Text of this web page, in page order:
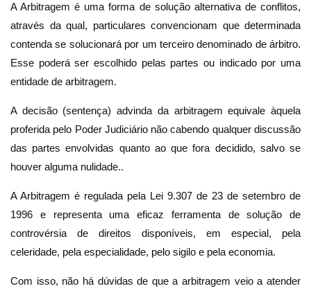
A Arbitragem é uma forma de solução alternativa de conflitos,
através da qual, particulares convencionam que determinada
contenda se solucionará por um terceiro denominado de árbitro.
Esse poderá ser escolhido pelas partes ou indicado por uma
entidade de arbitragem.
A decisão (sentença) advinda da arbitragem equivale àquela
proferida pelo Poder Judiciário não cabendo qualquer discussão
das partes envolvidas quanto ao que fora decidido, salvo se
houver alguma nulidade..
A Arbitragem é regulada pela Lei 9.307 de 23 de setembro de
1996 e representa uma eficaz ferramenta de solução de
controvérsia de direitos disponíveis, em especial, pela
celeridade, pela especialidade, pelo sigilo e pela economia.
Com isso, não há dúvidas de que a arbitragem veio a atender